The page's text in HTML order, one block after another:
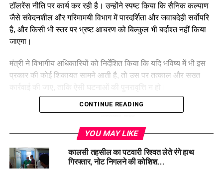
टॉलरेंस नीति पर कार्य कर रही है। उन्होंने स्पष्ट किया कि सैनिक कल्याण
जैसे संवेदनशील और गरिमामयी विभाग में पारदर्शिता और जवाबदेही सर्वोपरि
है, और किसी भी स्तर पर भ्रष्ट आचरण को बिल्कुल भी बर्दाश्त नहीं किया
जाएगा।
मंत्री ने विभागीय अधिकारियों को निर्देशित किया कि यदि भविष्य में भी इस
प्रकार की कोई शिकायत सामने आती है, तो उस पर तत्काल और सख्त
CONTINUE READING
YOU MAY LIKE
कालसी तहसील का पटवारी रिश्वत लेते रंगे हाथ
गिरफ्तार, नोट निगलने की कोशिश…